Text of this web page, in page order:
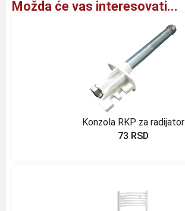
Možda će vas interesovati...
Konzola RKP za radijator
73 RSD